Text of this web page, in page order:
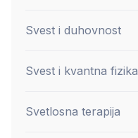
Svest i duhovnost
Svest i kvantna fizika
Svetlosna terapija